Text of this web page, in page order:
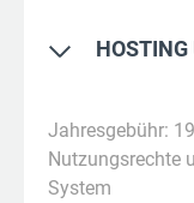
Direktzugang
Keywords
Bookmarks
Generator
Stetige
Jahresgebühr:
Nutzungsrechte
System